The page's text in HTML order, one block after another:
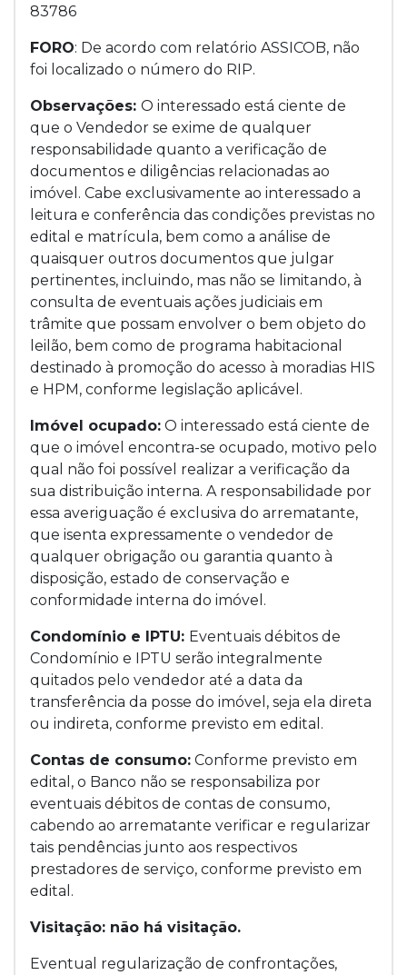
83786
FORO: De acordo com relatório ASSICOB, não
foi localizado o número do RIP.
Observações: O interessado está ciente de
que o Vendedor se exime de qualquer
responsabilidade quanto a verificação de
documentos e diligências relacionadas ao
imóvel. Cabe exclusivamente ao interessado a
leitura e conferência das condições previstas no
edital e matrícula, bem como a análise de
quaisquer outros documentos que julgar
pertinentes, incluindo, mas não se limitando, à
consulta de eventuais ações judiciais em
trâmite que possam envolver o bem objeto do
leilão, bem como de programa habitacional
destinado à promoção do acesso à moradias HIS
e HPM, conforme legislação aplicável.
Imóvel ocupado: O interessado está ciente de
que o imóvel encontra-se ocupado, motivo pelo
qual não foi possível realizar a verificação da
sua distribuição interna. A responsabilidade por
essa averiguação é exclusiva do arrematante,
que isenta expressamente o vendedor de
qualquer obrigação ou garantia quanto à
disposição, estado de conservação e
conformidade interna do imóvel.
Condomínio e IPTU: Eventuais débitos de
Condomínio e IPTU serão integralmente
quitados pelo vendedor até a data da
transferência da posse do imóvel, seja ela direta
ou indireta, conforme previsto em edital.
Contas de consumo: Conforme previsto em
edital, o Banco não se responsabiliza por
eventuais débitos de contas de consumo,
cabendo ao arrematante verificar e regularizar
tais pendências junto aos respectivos
prestadores de serviço, conforme previsto em
edital.
Visitação: não há visitação.
Eventual regularização de confrontações,